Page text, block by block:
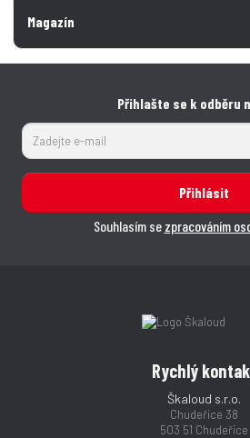
Magazín
Přihlašte se k odběru
Přihlásit
Souhlasím se zpracováním
Rychlý
Škaloud s.r.o.
Chudeřice 38
503 51 Chudeřice